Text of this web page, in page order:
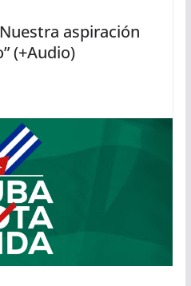
aspiración
(+Audio)